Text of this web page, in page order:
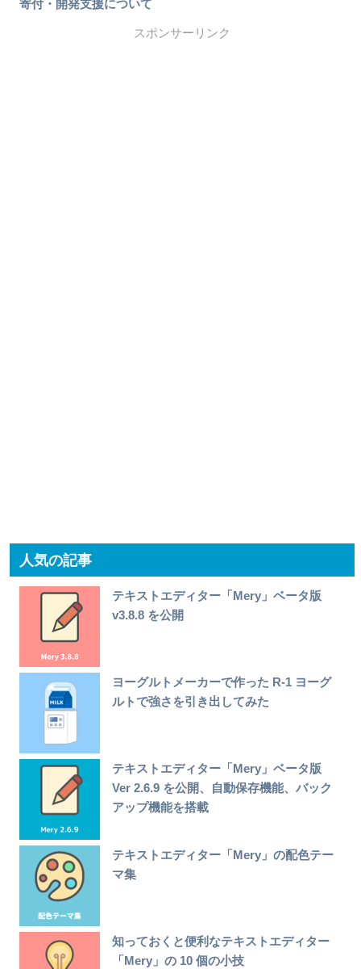
寄付・開発支援について
スポンサーリンク
人気の記事
テキストエディター「Mery」ベータ版
v3.8.8 を公開
ヨーグルトメーカーで作った R-1 ヨーグ
ルトで強さを引き出してみた
テキストエディター「Mery」ベータ版
Ver 2.6.9 を公開、自動保存機能、バック
アップ機能を搭載
テキストエディター「Mery」の配色テー
マ集
知っておくと便利なテキストエディター
「Mery」の 10 個の小技